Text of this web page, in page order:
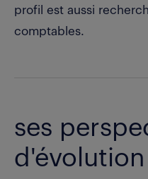
profil est aussi
comptables.
ses
d'évolution